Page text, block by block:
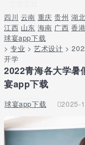
四川 云南 重庆 贵州 湖北
江西 山东 海南 广西 香港
球宴app下载
>专业 >艺术设计 >
开学
2022青海各大学暑
宴app下载
球宴app下载 2025-